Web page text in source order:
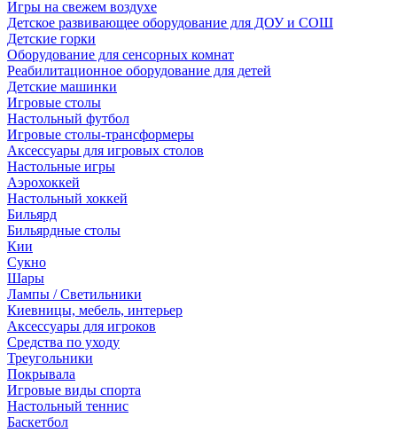
Игры на свежем воздухе
Детское развивающее оборудование для ДОУ и СОШ
Детские горки
Оборудование для сенсорных комнат
Реабилитационное оборудование для детей
Детские машинки
Игровые столы
Настольный футбол
Игровые столы-трансформеры
Аксессуары для игровых столов
Настольные игры
Аэрохоккей
Настольный хоккей
Бильярд
Бильярдные столы
Кии
Сукно
Шары
Лампы / Светильники
Киевницы, мебель, интерьер
Аксессуары для игроков
Средства по уходу
Треугольники
Покрывала
Игровые виды спорта
Настольный теннис
Баскетбол